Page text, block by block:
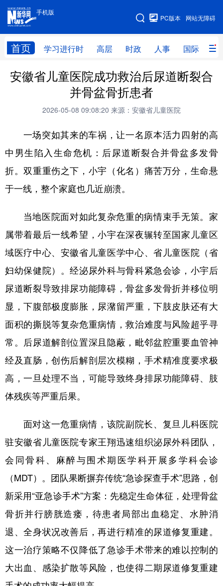
手机版
网站无障碍
PC版本
首页 学习进行时 高层 时政 人事 国际 财
手机版
网站地图
学习进行时 高层 时政 人事
财经 网评
全球连线
科技 科创 量子 体育
文化 书画 健康 军事
食品 人居 信息化 数字经济
学术中国 乡村振兴 银龄 溯源中国
彩票 娱乐 时尚 悦读
公益 一带一路 亚太网 上市公司
文化产业
地方频道
浙江 安徽 福建 江西
山东 河南 湖北 湖南
四川 贵州 云南 西藏
陕西 甘肃 青海 宁夏
新疆 内蒙古 黑龙江
多语种频道
安徽省儿童医院成功救治后尿道断裂合
并骨盆骨折患者
2026-05-08 09:08:20 来源：安徽省儿童医院
一场突如其来的车祸，让一名原本活力四射的高
中男生陷入生命危机：后尿道断裂合并骨盆多发骨
折。双重重伤之下，小宇（化名）痛苦万分，生命悬
于一线，整个家庭也几近崩溃。
当地医院面对如此复杂危重的病情束手无策。家
属带着最后一线希望，小宇在深夜辗转至国家儿童区
域医疗中心、安徽省儿童医学中心、省儿童医院（省
妇幼保健院）。经泌尿外科与骨科紧急会诊，小宇后
尿道断裂导致排尿功能障碍，骨盆多发骨折并移位明
显，下腹部极度膨胀，尿潴留严重，下肢皮肤还有大
面积的撕脱等复杂危重病情，救治难度与风险超乎寻
常。后尿道解剖位置深且隐蔽，毗邻盆腔重要血管神
经及直肠，创伤后解剖层次模糊，手术精准度要求极
高，一旦处理不当，可能导致终身排尿功能障碍、肢
体残疾等严重后果。
面对这一危重病情，该院副院长、复旦儿科医院
驻安徽省儿童医院专家王翔迅速组织泌尿外科团队，
会同骨科、麻醉与围术期医学科开展多学科会诊
（MDT）。团队果断摒弃传统“急诊探查手术”思路，创
新采用“亚急诊手术”方案：先稳定生命体征，处理骨盆
骨折并行膀胱造瘘，待患者局部出血稳定、水肿消
退、全身状况改善后，再进行精准的尿道修复重建。
这一治疗策略不仅降低了急诊手术带来的难以控制的
大出血、感染扩散等风险，也使得二期尿道修复重建